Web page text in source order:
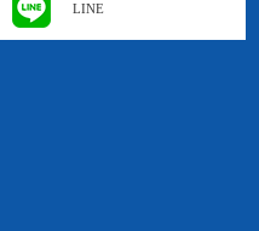
LINE